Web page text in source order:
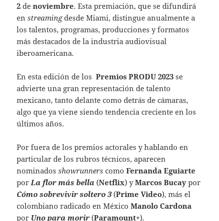
2denoviembre. Esta premiación, que se difundirá
enstreamingdesde Miami, distingue anualmente a
los talentos, programas, producciones y formatos
más destacados de la industria audiovisual
iberoamericana.
En esta edición de losPremios PRODU 2023se
advierte una gran representación de talento
mexicano, tanto delante como detrás de cámaras,
algo que ya viene siendo tendencia creciente en los
últimos años.
Por fuera de los premios actorales y hablando en
particular de los rubros técnicos, aparecen
nominadosshowrunners comoFernanda Eguiarte
por La flor más bella (Netflix) yMarcos Bucay por
Cómo sobrevivir soltero 3(Prime Video), más el
colombiano radicado en MéxicoManolo Cardona
por Uno para morir(Paramount+).